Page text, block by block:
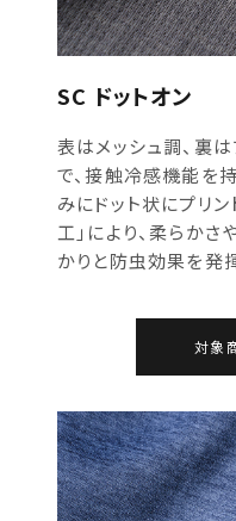
SC ドットオン
表はメッシュ調、裏
で、接触冷感機能を
みにドット状にプリン
工」により、柔らか
かりと防虫効果を発
対象